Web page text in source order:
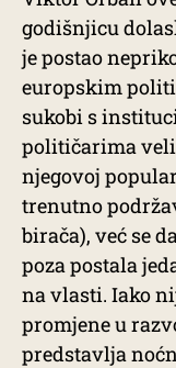
godišnjicu
je postao
europskim
sukobi s
političarima
njegovoj
trenutno
birača), već se
poza postala
na vlasti. Iako
promjene u
predstavlja